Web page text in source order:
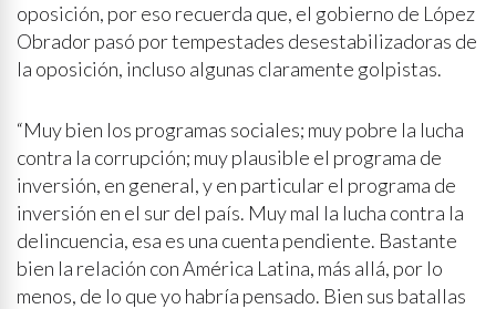
oposición, por eso recuerda que, el gobierno de López
Obrador pasó por tempestades desestabilizadoras de
la oposición, incluso algunas claramente golpistas.
“Muy bien los programas sociales; muy pobre la lucha
contra la corrupción; muy plausible el programa de
inversión, en general, y en particular el programa de
inversión en el sur del país. Muy mal la lucha contra la
delincuencia, esa es una cuenta pendiente. Bastante
bien la relación con América Latina, más allá, por lo
menos, de lo que yo habría pensado. Bien sus batallas